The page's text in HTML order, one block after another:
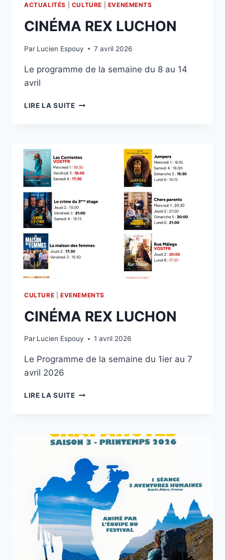
ACTUALITÉS CULTURE EVENEMENTS
CINÉMA REX LUCHON
Par Lucien Espouy 7 avril 2026
Le programme de la semaine du 8 au 14
avril
LIRE LA SUITECINÉMA
CULTURE EVENEMENTS
CINÉMA REX LUCHON
Par Lucien Espouy 1 avril 2026
Le Programme de la semaine du 1ier au 7
avril 2026
LIRE LA SUITECINÉMA